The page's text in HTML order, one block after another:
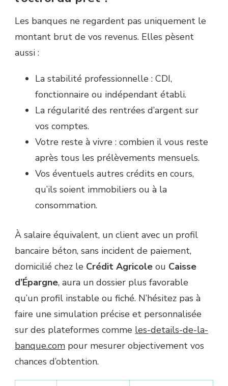
Les banques ne regardent pas uniquement le
montant brut de vos revenus. Elles pèsent
aussi :
La stabilité professionnelle : CDI,
fonctionnaire ou indépendant établi.
La régularité des rentrées d’argent sur
vos comptes.
Votre reste à vivre : combien il vous reste
après tous les prélèvements mensuels.
Vos éventuels autres crédits en cours,
qu’ils soient immobiliers ou à la
consommation.
À salaire équivalent, un client avec un profil
bancaire béton, sans incident de paiement,
domicilié chez le Crédit Agricole ou Caisse
d’Épargne, aura un dossier plus favorable
qu’un profil instable ou fiché. N’hésitez pas à
faire une simulation précise et personnalisée
sur des plateformes comme les-details-de-la-
banque.com pour mesurer objectivement vos
chances d’obtention.